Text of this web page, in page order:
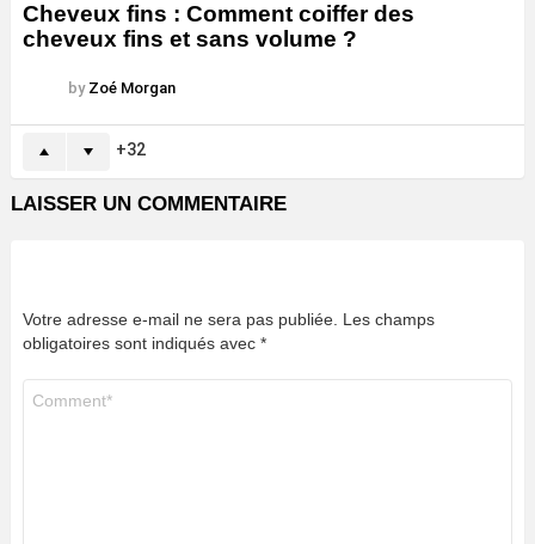
Cheveux fins : Comment coiffer des
cheveux fins et sans volume ?
by Zoé Morgan
32
LAISSER UN COMMENTAIRE
Votre adresse e-mail ne sera pas publiée. Les champs
obligatoires sont indiqués avec *